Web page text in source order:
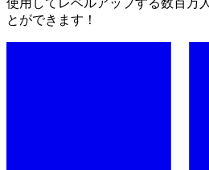
とができます！